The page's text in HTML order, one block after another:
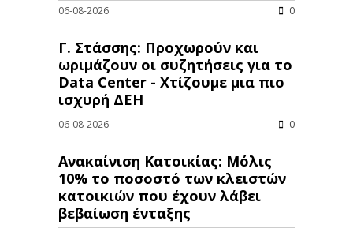
06-08-2026 0
Γ. Στάσσης: Προχωρούν και
ωριμάζουν οι συζητήσεις για το
Data Center - Χτίζουμε μια πιο
ισχυρή ΔΕΗ
06-08-2026 0
Ανακαίνιση Κατοικίας: Μόλις
10% το ποσοστό των κλειστών
κατοικιών που έχουν λάβει
βεβαίωση ένταξης